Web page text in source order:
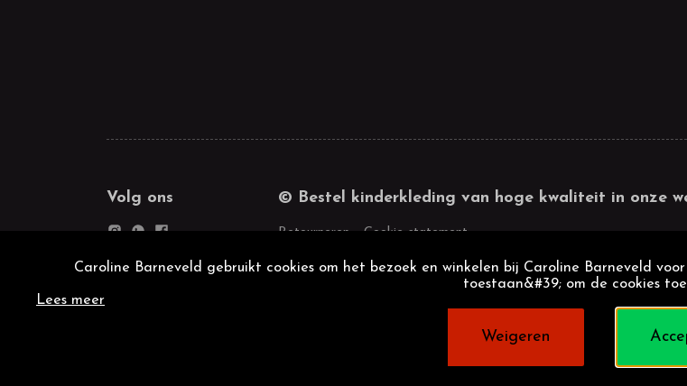
Volg ons © Bestel kinderkleding van hoge kwaliteit in onze
Retourneren Cookie statement
Caroline Barneveld gebruikt cookies om het bezoek en winkelen bij Caroline Barneveld
toestaan&#39; om de cookies
Lees meer
Weigeren